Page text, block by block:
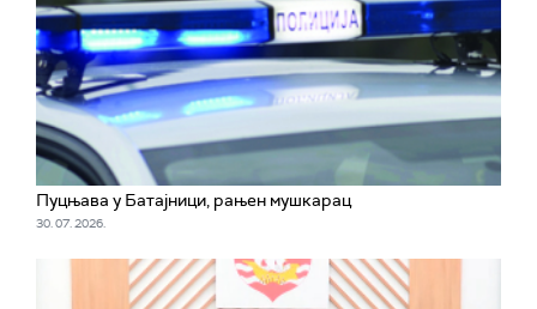
Пуцњава у Батајници, рањен мушкарац
30. 07. 2026.